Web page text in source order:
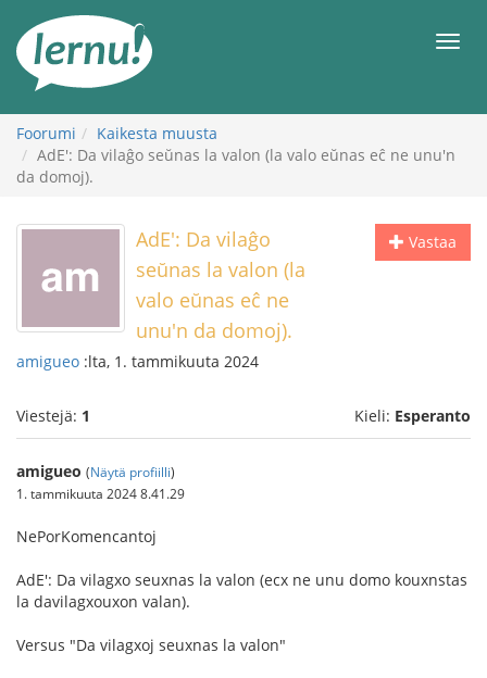
sisältöön
Foorumi
Kaikesta muusta
AdE': Da vilaĝo seŭnas la valon (la valo eŭnas eĉ ne unu'n
da domoj).
Vastaa
AdE': Da vilaĝo
seŭnas la valon (la
valo eŭnas eĉ ne
unu'n da domoj).
amigueo :lta, 1. tammikuuta 2024
Viestejä: 1 Kieli: Esperanto
amigueo (Näytä profiilli)
1. tammikuuta 2024 8.41.29
NePorKomencantoj
AdE': Da vilagxo seuxnas la valon (ecx ne unu domo kouxnstas
la davilagxouxon valan).
Versus "Da vilagxoj seuxnas la valon"